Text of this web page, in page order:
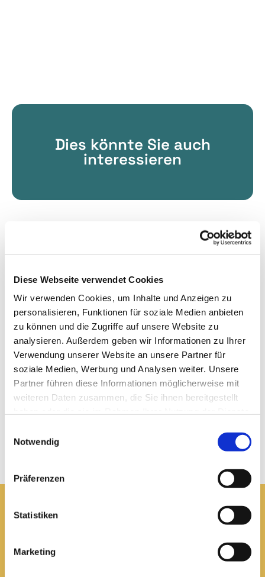
Diese Webseite verwendet Cookies
Wir verwenden Cookies, um Inhalte und Anzeigen zu
personalisieren, Funktionen für soziale Medien anbieten
zu können und die Zugriffe auf unsere Website zu
analysieren. Außerdem geben wir Informationen zu Ihrer
Verwendung unserer Website an unsere Partner für
soziale Medien, Werbung und Analysen weiter. Unsere
Partner führen diese Informationen möglicherweise mit
weiteren Daten zusammen, die Sie ihnen bereitgestellt
Notwendig
Präferenzen
Statistiken
Marketing
Dies könnte Sie auch
interessieren
Pfarrei St. Elisabeth Arnstadt
kath-kg-arnstadt@bistum-erfurt.de